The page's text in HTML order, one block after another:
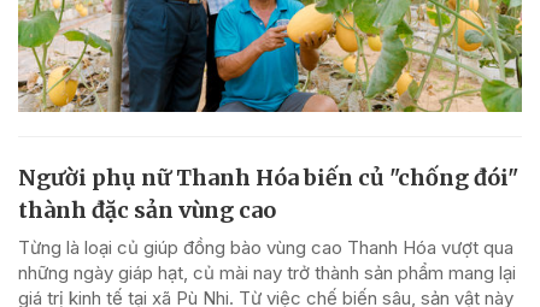
Người phụ nữ Thanh Hóa biến củ "chống đói"
thành đặc sản vùng cao
Từng là loại củ giúp đồng bào vùng cao Thanh Hóa vượt qua
những ngày giáp hạt, củ mài nay trở thành sản phẩm mang lại
giá trị kinh tế tại xã Pù Nhi. Từ việc chế biến sâu, sản vật này